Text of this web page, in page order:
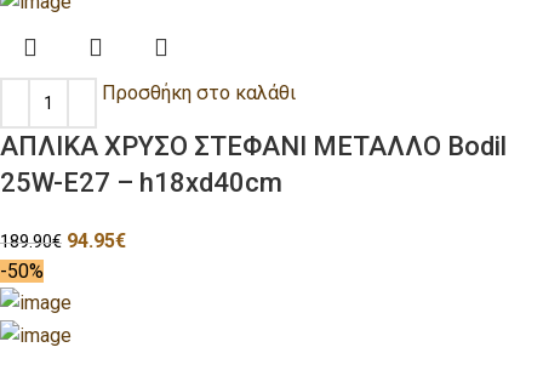
Προσθήκη στο καλάθι
ΑΠΛΙΚΑ ΧΡΥΣΟ ΣΤΕΦΑΝΙ ΜΕΤΑΛΛΟ Bodil
25W-E27 – h18xd40cm
189.90€ 94.95€
-50%